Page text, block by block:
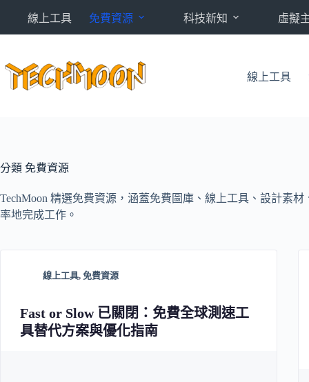
內
線上工具 免費資源 科技新知 虛擬
線上工具
分類 免費資源
TechMoon 精選免費資源，涵蓋免費圖庫、線上工具、設計素
率地完成工作。
線上工具, 免費資源
Fast or Slow 已關閉：免費全球測速工
具替代方案與優化指南